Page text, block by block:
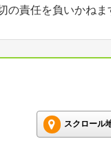
責任を負いかねま
スクロール